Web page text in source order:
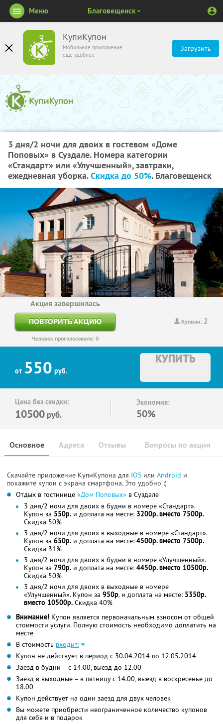
КупиКупон
Мобильное приложение
ещё удобнее
Загрузить
Меню Благовещенск
3 дня/2 ночи для двоих в гостевом «Доме
Поповых» в Суздале. Номера категории
«Стандарт» или «Улучшенный», завтраки,
ежедневная уборка.Скидка до 50%. Благовещенск
Купили: 2
Акция завершилась
ПОВТОРИТЬ АКЦИЮ
Человек проголосовало: 0
от 550 руб.
КУПИТЬ
Цена без скидки:
10500 руб.
Экономия:
50%
Основное Отзывы Вопросы по акции
Адреса
Скачайте приложение КупиКупона для IOS или Android и
покажите купон с экрана смартфона. Это удобно :)
Отдых в гостинице «Дом Поповых» в Суздале
3 дня/2 ночи для двоих в будни в номере «Стандарт».
Купон за 550р. и доплата на месте: 3200р. вместо 7500р.
Скидка 50%
3 дня/2 ночи для двоих в выходные в номере «Стандарт».
Купон за 650р. и доплата на месте: 4500р. вместо 7500р.
Скидка 31%
3 дня/2 ночи для двоих в будни в номере «Улучшенный».
Купон за 790р. и доплата на месте: 4450р. вместо 10500р.
Скидка 50%
3 дня/2 ночи для двоих в выходные в номере
«Улучшенный». Купон за 950р. и доплата на месте: 5350р.
вместо 10500р. Скидка 40%
Внимание! Купон является первоначальным взносом от общей
стоимости услуги. Полную стоимость необходимо доплатить на
месте
В стоимость входит:
Купон не действует в период с 30.04.2014 по 12.05.2014
Заезд в будни – с 14.00, выезд до 12.00
Заезд в выходные – в пятницу с 14.00, выезд в воскресенье до
18.00
Купон действует на один заезд для двух человек
Вы можете приобрести неограниченное количество купонов
для себя и в подарок